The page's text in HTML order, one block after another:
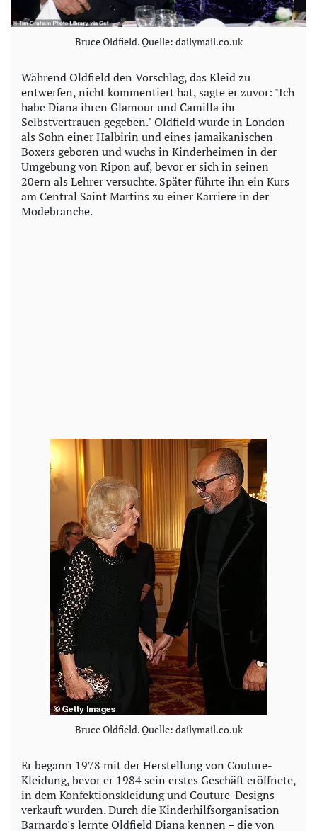
Bruce Oldfield. Quelle: dailymail.co.uk
Während Oldfield den Vorschlag, das Kleid zu
entwerfen, nicht kommentiert hat, sagte er zuvor: "Ich
habe Diana ihren Glamour und Camilla ihr
Selbstvertrauen gegeben." Oldfield wurde in London
als Sohn einer Halbirin und eines jamaikanischen
Boxers geboren und wuchs in Kinderheimen in der
Umgebung von Ripon auf, bevor er sich in seinen
20ern als Lehrer versuchte. Später führte ihn ein Kurs
am Central Saint Martins zu einer Karriere in der
Modebranche.
Bruce Oldfield. Quelle: dailymail.co.uk
Er begann 1978 mit der Herstellung von Couture-
Kleidung, bevor er 1984 sein erstes Geschäft eröffnete,
in dem Konfektionskleidung und Couture-Designs
verkauft wurden. Durch die Kinderhilfsorganisation
Barnardo's lernte Oldfield Diana kennen – die von